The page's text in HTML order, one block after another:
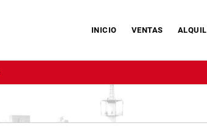
INICIO VENTAS